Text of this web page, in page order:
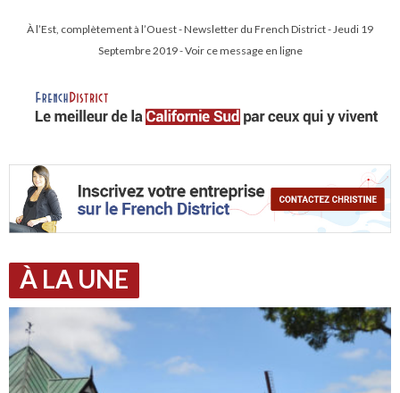
À l’Est, complètement à l’Ouest - Newsletter du French District - Jeudi 19
Septembre 2019 - Voir ce message en ligne
À LA UNE